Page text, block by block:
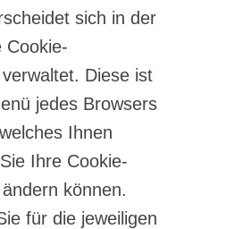
sich in der
Cookie-
Diese ist
jedes Browsers
Ihnen
Ihre Cookie-
können.
für die jeweiligen